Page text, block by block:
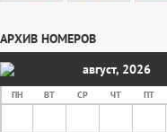
АРХИВ НОМЕРОВ
август, 2026
ПН ВТ СР ЧТ ПТ